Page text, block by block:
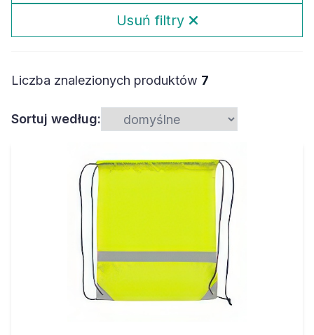
Usuń filtry
Liczba znalezionych produktów 7
Sortuj według: